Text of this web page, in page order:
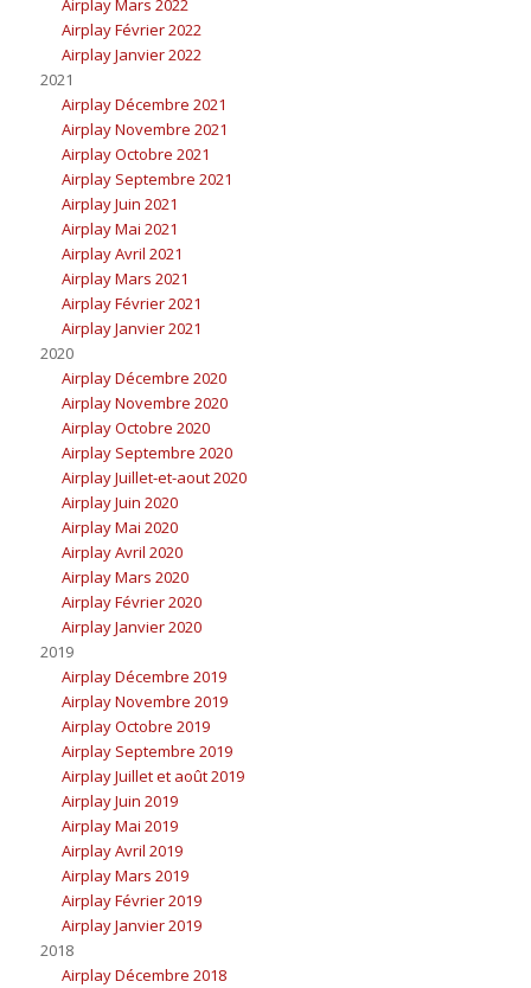
Airplay Mars 2022
Airplay Février 2022
Airplay Janvier 2022
2021
Airplay Décembre 2021
Airplay Novembre 2021
Airplay Octobre 2021
Airplay Septembre 2021
Airplay Juin 2021
Airplay Mai 2021
Airplay Avril 2021
Airplay Mars 2021
Airplay Février 2021
Airplay Janvier 2021
2020
Airplay Décembre 2020
Airplay Novembre 2020
Airplay Octobre 2020
Airplay Septembre 2020
Airplay Juillet-et-aout 2020
Airplay Juin 2020
Airplay Mai 2020
Airplay Avril 2020
Airplay Mars 2020
Airplay Février 2020
Airplay Janvier 2020
2019
Airplay Décembre 2019
Airplay Novembre 2019
Airplay Octobre 2019
Airplay Septembre 2019
Airplay Juillet et août 2019
Airplay Juin 2019
Airplay Mai 2019
Airplay Avril 2019
Airplay Mars 2019
Airplay Février 2019
Airplay Janvier 2019
2018
Airplay Décembre 2018